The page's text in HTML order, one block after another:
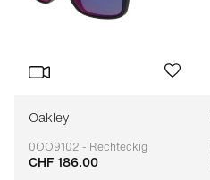
Oakley
0OO9102 - Rechteckig
Anpassbar
CHF 186.00